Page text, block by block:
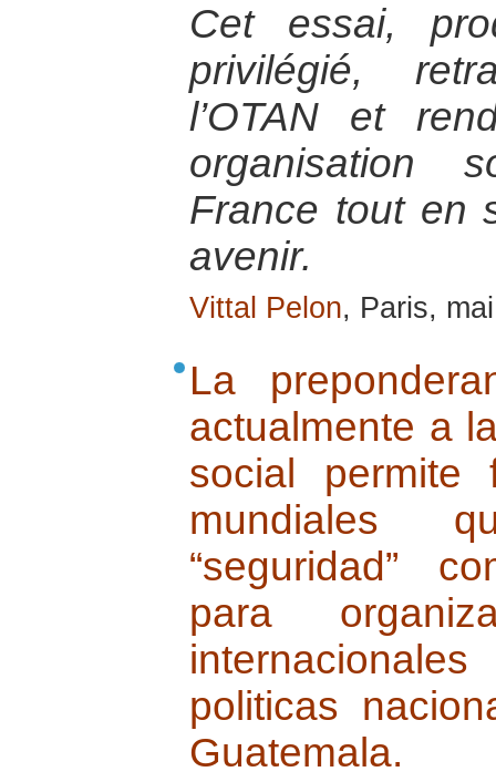
Cet essai,
privilégié,
l’OTAN et
organisation
France tout en
avenir.
Vittal Pelon, Paris,
La
actualmente a
social permite
mundiales
“seguridad”
para
politicas
Guatemala.